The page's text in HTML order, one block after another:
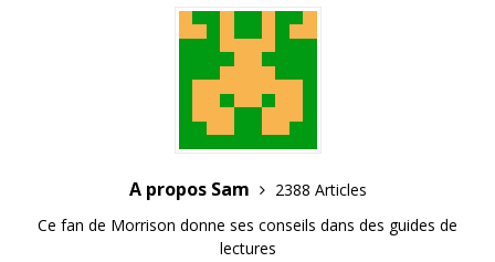
A propos Sam
2388 Articles
Ce fan de Morrison donne ses conseils dans des guides de
lectures